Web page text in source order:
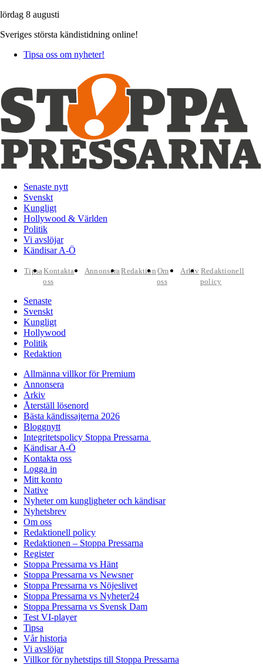
lördag 8 augusti
Sveriges största kändistidning online!
Tipsa oss om nyheter!
Senaste nytt
Svenskt
Kungligt
Hollywood & Världen
Politik
Vi avslöjar
Kändisar A-Ö
TipsaKontakta
oss
AnnonseraRedaktion Om
oss
Arkiv Redaktionell
policy
Senaste
Svenskt
Kungligt
Hollywood
Politik
Redaktion
Allmänna villkor för Premium
Annonsera
Arkiv
Återställ lösenord
Bästa kändissajterna 2026
Bloggnytt
Integritetspolicy Stoppa Pressarna
Kändisar A-Ö
Kontakta oss
Logga in
Mitt konto
Native
Nyheter om kungligheter och kändisar
Nyhetsbrev
Om oss
Redaktionell policy
Redaktionen – Stoppa Pressarna
Register
Stoppa Pressarna vs Hänt
Stoppa Pressarna vs Newsner
Stoppa Pressarna vs Nöjeslivet
Stoppa Pressarna vs Nyheter24
Stoppa Pressarna vs Svensk Dam
Test VI-player
Tipsa
Vår historia
Vi avslöjar
Villkor för nyhetstips till Stoppa Pressarna